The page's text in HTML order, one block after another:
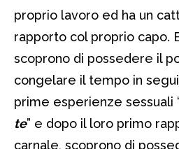
proprio lavoro ed ha un
rapporto col proprio capo.
scoprono di possedere il
congelare il tempo in
prime esperienze sessuali
te” e dopo il loro primo
carnale, scoprono di